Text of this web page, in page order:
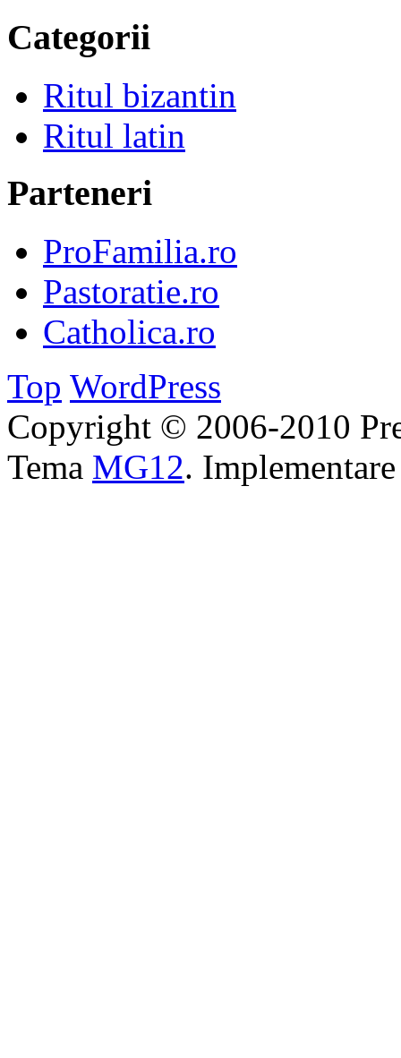
Categorii
Ritul bizantin
Ritul latin
Parteneri
ProFamilia.ro
Pastoratie.ro
Catholica.ro
Top WordPress
Copyright © 2006-2010
Tema MG12.